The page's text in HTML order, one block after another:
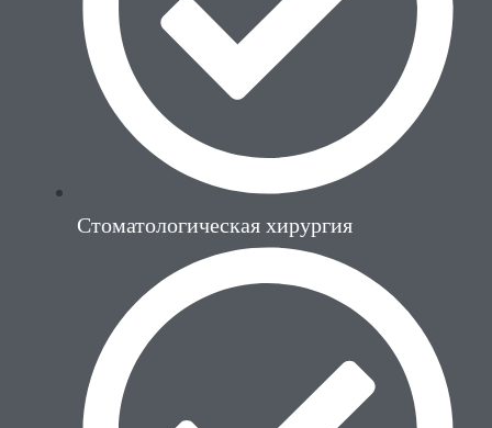
Стоматологическая хирургия